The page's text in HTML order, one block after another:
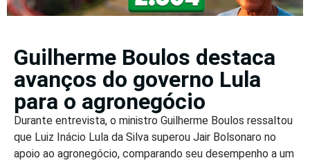
Guilherme Boulos destaca
avanços do governo Lula
para o agronegócio
Durante entrevista, o ministro Guilherme Boulos ressaltou
que Luiz Inácio Lula da Silva superou Jair Bolsonaro no
apoio ao agronegócio, comparando seu desempenho a um